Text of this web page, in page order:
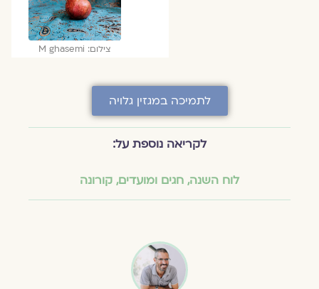
צילום: M ghasemi
לתמיכה במגזין גלויה
לקריאה נוספת על:
לוח השנה, חגים ומועדים,קורונה